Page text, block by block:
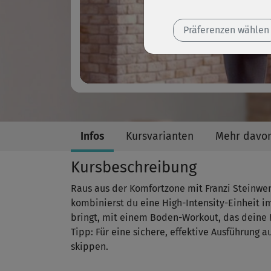
Infos Kursvarianten Mehr
Kursbeschreibung
Raus aus der Komfortzone mit Franzi
kombinierst du eine High-Intensity-Einheit
bringt, mit einem Boden-Workout, das deine
Tipp: Für eine sichere, effektive Ausführung
skippen.
Präferenzen wählen